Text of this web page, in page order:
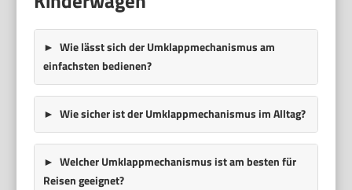
Wie lässt sich der Umklappmechanismus am
einfachsten bedienen?
Wie sicher ist der Umklappmechanismus im Alltag?
Welcher Umklappmechanismus ist am besten für
Reisen geeignet?